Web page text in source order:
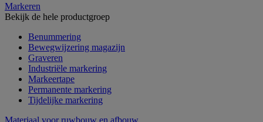
Markeren
Bekijk de hele productgroep
Benummering
Bewegwijzering magazijn
Graveren
Industriële markering
Markeertape
Permanente markering
Tijdelijke markering
Materiaal voor ruwbouw en afbouw